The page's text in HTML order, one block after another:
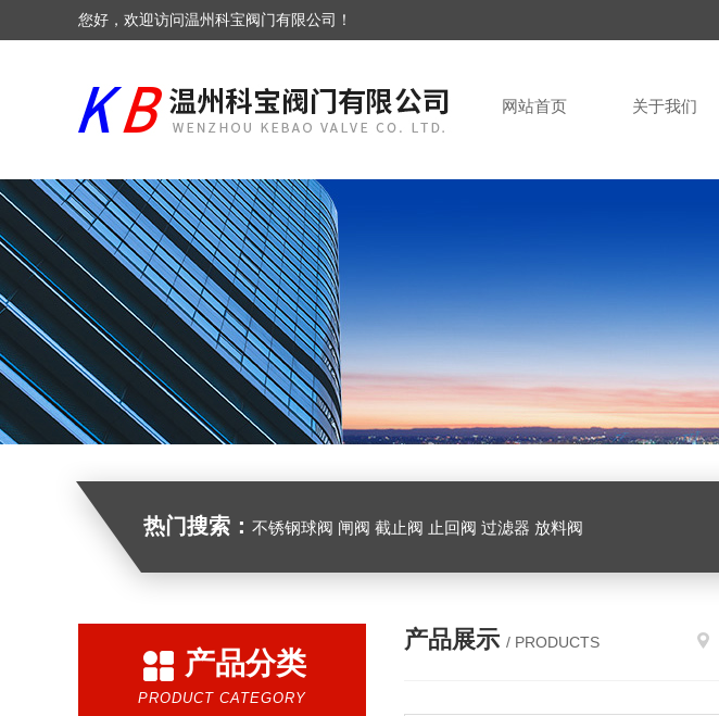
您好，欢迎访问温州科宝阀门有限公司！
网站首页 关于我们
热门搜索： 不锈钢球阀 闸阀 截止阀 止回阀 过滤器 放料阀
产品分类
PRODUCT CATEGORY
产品展示 / PRODUCTS